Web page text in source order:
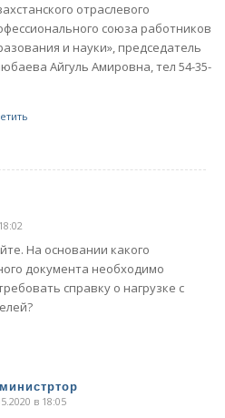
отраслевого
союза работников
и науки», председатель
Айгуль Амировна, тел 54-35-
На основании какого
документа необходимо
справку о нагрузке с
в 18:05